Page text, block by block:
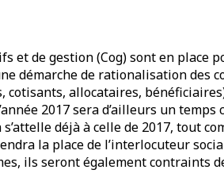
de gestion (Cog) sont en place
démarche de rationalisation des
allocataires,
2017 sera d’ailleurs un
déjà à celle de 2017, tout
la place de l’interlocuteur
ils seront également contraints